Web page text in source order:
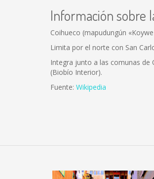
Información sobre
Coihueco (mapudungún
Limita por el norte con San
Integra junto a las comunas de
(Biobío Interior).
Fuente: Wikipedia